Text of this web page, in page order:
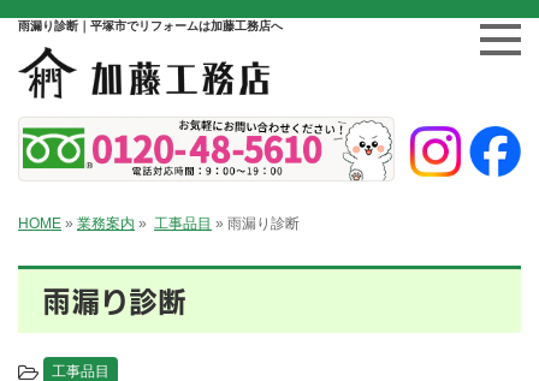
雨漏り診断｜平塚市でリフォームは加藤工務店へ
HOME » 業務案内 » 工事品目 » 雨漏り診断
雨漏り診断
工事品目